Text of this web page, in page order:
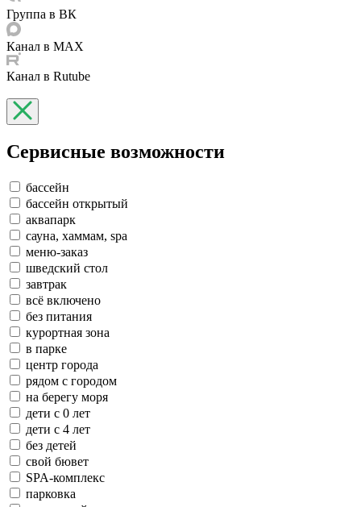
Группа в ВК
Канал в MAX
Канал в Rutube
Сервисные возможности
бассейн
бассейн открытый
аквапарк
сауна, хаммам, spa
меню-заказ
шведский стол
завтрак
всё включено
без питания
курортная зона
в парке
центр города
рядом с городом
на берегу моря
дети с 0 лет
дети с 4 лет
без детей
свой бювет
SPA-комплекс
парковка